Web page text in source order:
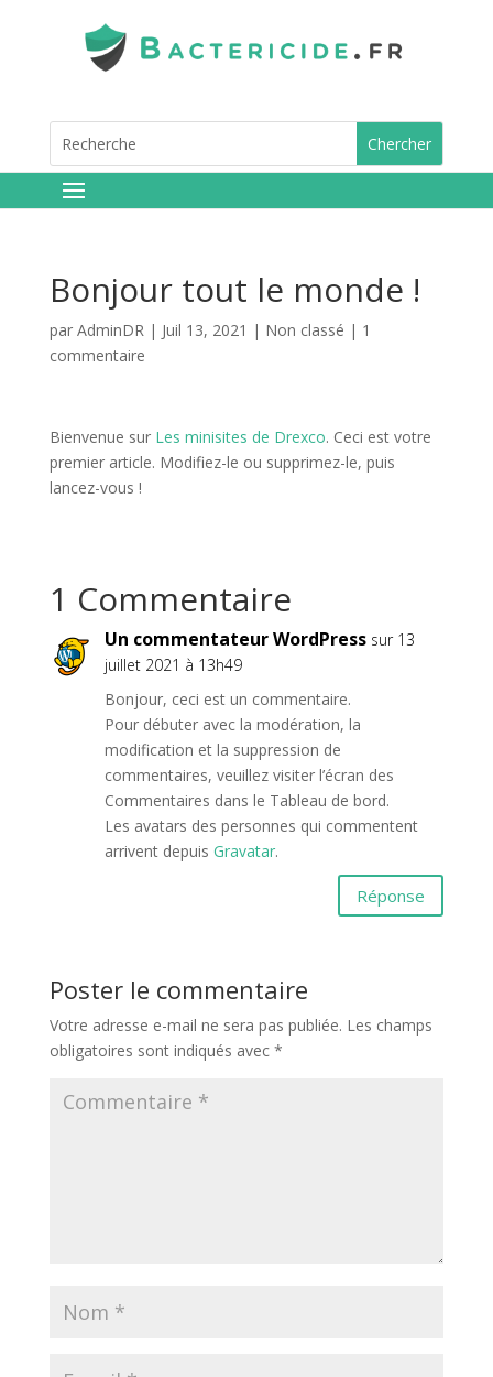
Bonjour tout le monde !
par AdminDR| Juil 13, 2021 | Non classé | 1
commentaire
Bienvenue sur Les minisites de Drexco. Ceci est votre
premier article. Modifiez-le ou supprimez-le, puis
lancez-vous !
1 Commentaire
Un commentateur WordPress sur 13
juillet 2021 à 13h49
Bonjour, ceci est un commentaire.
Pour débuter avec la modération, la
modification et la suppression de
commentaires, veuillez visiter l’écran des
Commentaires dans le Tableau de bord.
Les avatars des personnes qui commentent
arrivent depuis Gravatar.
Réponse
Poster le commentaire
Votre adresse e-mail ne sera pas publiée. Les champs
obligatoires sont indiqués avec *